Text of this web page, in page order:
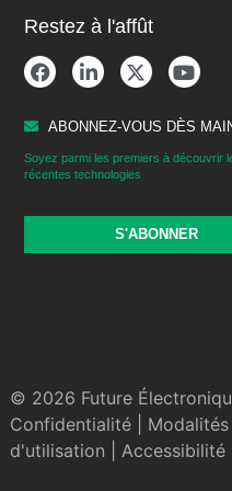
Restez à l'affût
ABONNEZ-VOUS DÈS
Soyez parmi les premiers à découvrir
récentes technologies
S'ABONNER
© 2026 Future
Confidentialité|
d'utilisation
Accessibilité